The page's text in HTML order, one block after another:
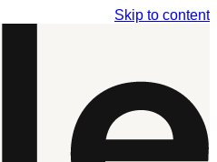
Skip to content